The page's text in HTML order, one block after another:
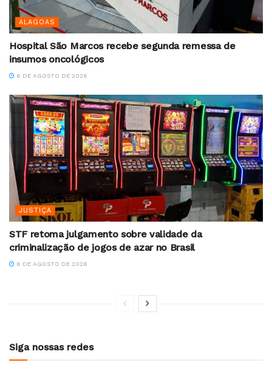
ALAGOAS
Hospital São Marcos recebe segunda remessa de
insumos oncológicos
6 DE AGOSTO DE 2026
JUSTIÇA
STF retoma julgamento sobre validade da
criminalização de jogos de azar no Brasil
6 DE AGOSTO DE 2026
Siga nossas redes